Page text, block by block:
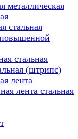
металлическая
стальная
стальная
(штрипс)
лента
лента стальная